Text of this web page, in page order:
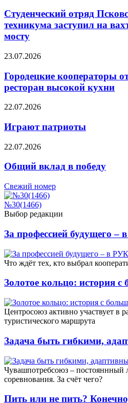
Студенческий отряд
техникума заступил на
мосту
23.07.2026
Городецкие кооператоры
ресторан высокой кухни
22.07.2026
Играют патриоты
22.07.2026
Общий вклад в победу
Свежий номер
№30(1466)
Выбор редакции
За профессией будущего –
Что ждёт тех, кто выбрал
Золотое кольцо: история
Центросоюз активно участвует в
туристического маршрута
Задача быть гибкими,
Чувашпотребсоюз – постояннный
соревнования. За счёт чего?
Пить или не пить?